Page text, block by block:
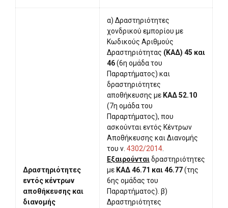
Δραστηριότητες
εντός κέντρων
αποθήκευσης και
διανομής
α) Δραστηριότητες
χονδρικού εμπορίου με
Κωδικούς Αριθμούς
Δραστηριότητας (ΚΑΔ) 45 και
46(6η ομάδα του
Παραρτήματος) και
δραστηριότητες
αποθήκευσης με ΚΑΔ 52.10
(7η ομάδα του
Παραρτήματος), που
ασκούνται εντός Κέντρων
Αποθήκευσης και Διανομής
του ν. 4302/2014
Εξαιρούνταιδραστηριότητες
με ΚΑΔ 46.71 και 46.77(της
6ης ομάδας του
Παραρτήματος). β)
Δραστηριότητες